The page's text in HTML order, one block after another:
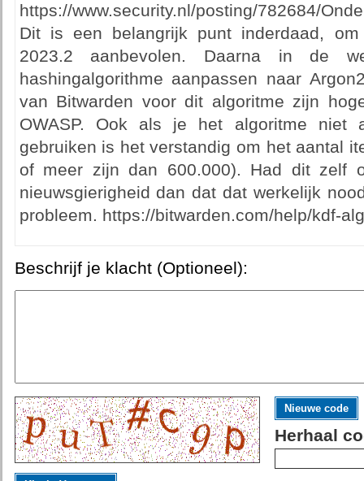
https://www.security.nl/posting/782684/
Dit is een belangrijk punt inderdaad,
2023.2 aanbevolen. Daarna in de
hashingalgorithme aanpassen naar
van Bitwarden voor dit algoritme zijn
OWASP. Ook als je het algoritme niet
gebruiken is het verstandig om het aantal
of meer zijn dan 600.000). Had dit zelf
nieuwsgierigheid dan dat dat werkelijk
probleem. https://bitwarden.com/help/kdf-
Beschrijf je klacht (Optioneel):
Nieuwe code
Herhaal